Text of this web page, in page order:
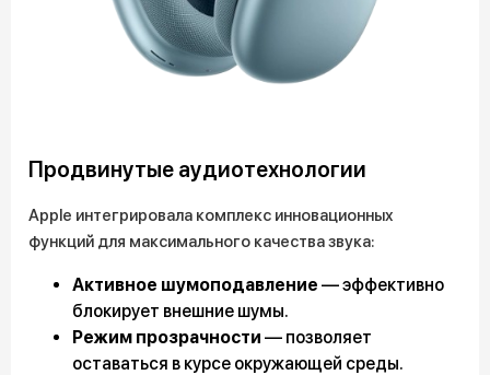
Продвинутые аудиотехнологии
Apple интегрировала комплекс инновационных
функций для максимального качества звука:
Активное шумоподавление — эффективно
блокирует внешние шумы.
Режим прозрачности — позволяет
оставаться в курсе окружающей среды.